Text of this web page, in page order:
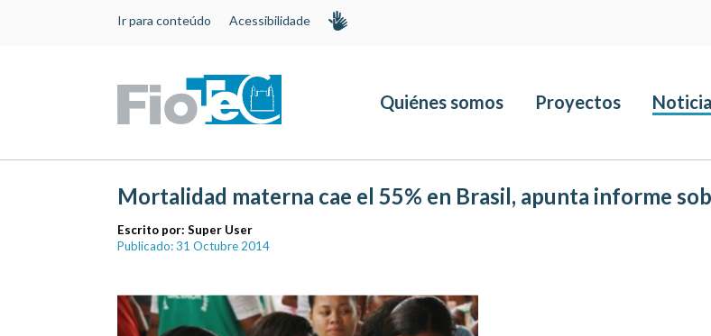
Ir para conteúdo Acessibilidade
Quiénes somos Proyectos
Mortalidad materna cae el 55% en Brasil, apunta informe
Escrito por: Super User
Publicado: 31 Octubre 2014